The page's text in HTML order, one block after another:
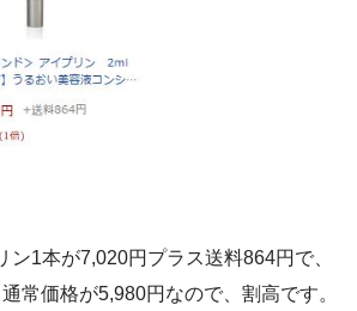
ン1本が7,020円プラス送料864円で、
常価格が5,980円なので、割高です。